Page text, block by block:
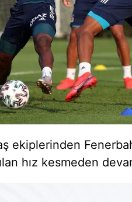
ekiplerinden
hız kesmeden